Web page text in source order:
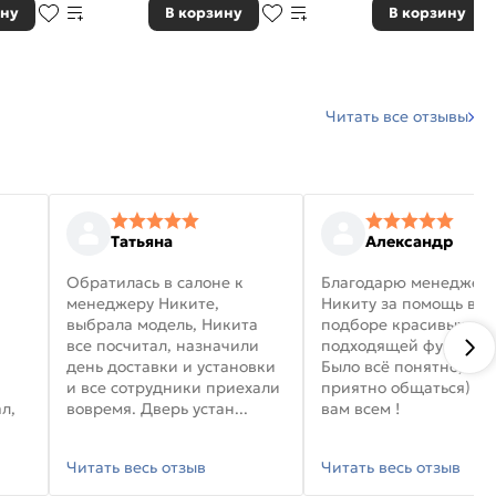
В корзину В корзину
Читать все отзывы
Татьяна
Обратилась в салоне к
менеджеру Никите,
выбрала модель, Никита
все посчитал, назначили
день доставки и установки
и все сотрудники приехали
вовремя. Дверь устан...
Читать весь отзыв
Александр
Благодарю
Никиту за помощь в
подборе красивых
подходящей
Было всё понятно, и
приятно общаться)
вам всем !
Читать весь отзыв